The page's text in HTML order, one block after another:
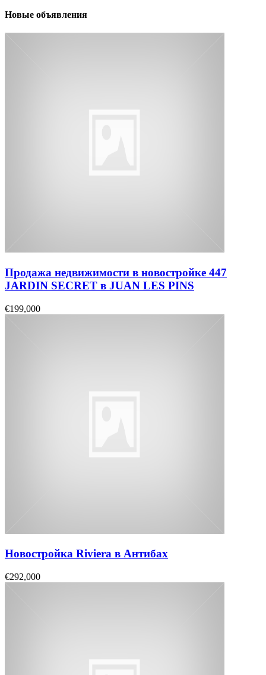
Новые объявления
Продажа недвижимости в новостройке 447
JARDIN SECRET в JUAN LES PINS
€199,000
Новостройка Riviera в Антибах
€292,000